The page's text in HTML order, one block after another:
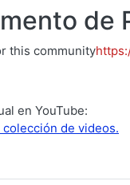
de
this community
en YouTube:
de videos.